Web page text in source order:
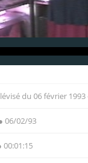
du 06 février
06/02/93
00:01:15